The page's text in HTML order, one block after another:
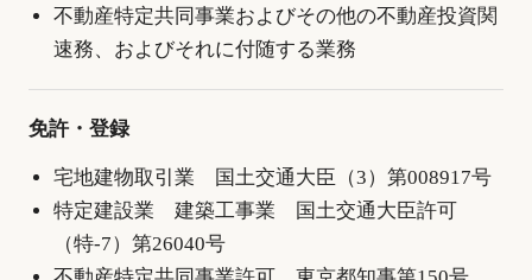
不動産特定共同事業およびその他の不動産投資関
速務、およびそれに付随する業務
免許・登録
宅地建物取引業 国土交通大臣（3）第008917号
特定建設業 建築工事業 国土交通大臣許可
（特-7）第26040号